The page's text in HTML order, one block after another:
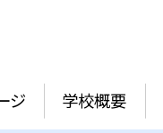
ジ 学校概要